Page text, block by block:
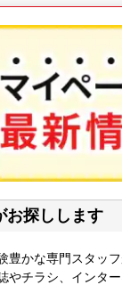
お探しします
豊かな専門スタッ
やチラシ、インタ